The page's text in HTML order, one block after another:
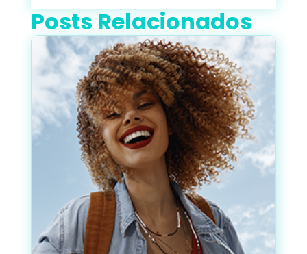
Posts Relacionados